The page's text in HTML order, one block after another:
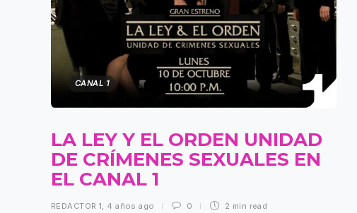
CANAL 1
LA LEY Y EL ORDEN UNIDAD
DE CRÍMENES SEXUALES EN
EL CANAL 1
REDACTOR 1, 4 años ago 0 2 min read